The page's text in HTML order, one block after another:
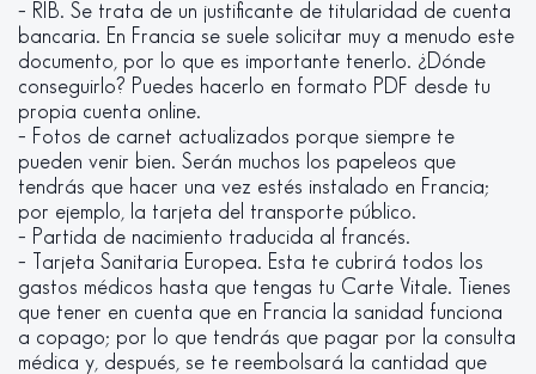
– RIB. Se trata de un justificante de titularidad de cuenta
bancaria. En Francia se suele solicitar muy a menudo este
documento, por lo que es importante tenerlo. ¿Dónde
conseguirlo? Puedes hacerlo en formato PDF desde tu
propia cuenta online.
– Fotos de carnet actualizados porque siempre te
pueden venir bien. Serán muchos los papeleos que
tendrás que hacer una vez estés instalado en Francia;
por ejemplo, la tarjeta del transporte público.
– Partida de nacimiento traducida al francés.
– Tarjeta Sanitaria Europea. Esta te cubrirá todos los
gastos médicos hasta que tengas tu Carte Vitale. Tienes
que tener en cuenta que en Francia la sanidad funciona
a copago; por lo que tendrás que pagar por la consulta
médica y, después, se te reembolsará la cantidad que